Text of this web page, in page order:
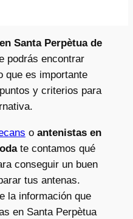
Santa Perpètua de
podrás encontrar
que es importante
y criterios para
o antenistas en
te contamos qué
conseguir un buen
tus antenas.
la información que
en Santa Perpètua